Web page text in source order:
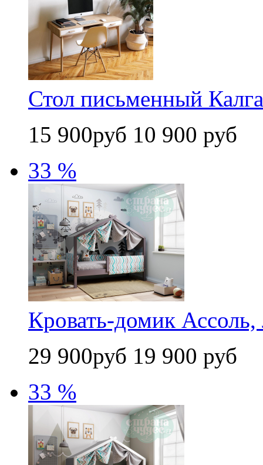
Стол письменный
15 900руб 10 900 руб
33 %
Кровать-домик Ассоль,
29 900руб 19 900 руб
33 %